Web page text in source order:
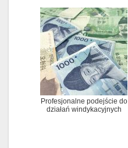
Profesjonalne podejście do
działań windykacyjnych